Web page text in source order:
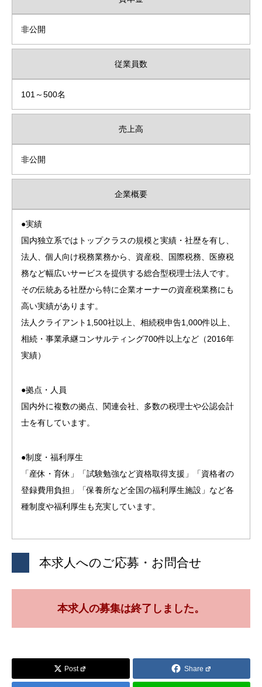
非公開
従業員数
101～500名
売上高
非公開
企業概要
●実績
国内独立系ではトップクラスの規模と実績・社歴を有し、
法人、個人向け税務業務から、資産税、国際税務、医療税
務など幅広いサービスを提供する総合型税理士法人です。
その伝統ある社歴から特に企業オーナーの資産税業務にも
高い実績があります。
法人クライアント1,500社以上、相続税申告1,000件以上、
相続・事業承継コンサルティング700件以上など（2016年
実績）
●拠点・人員
国内外に複数の拠点、関連会社、多数の税理士や公認会計
士を有しています。
●制度・福利厚生
「産休・育休」「試験勉強など資格取得支援」「資格者の
登録費用負担」「保養所など全国の福利厚生施設」など各
種制度や福利厚生も充実しています。
本求人へのご応募・お問合せ
本求人の募集は終了しました。
Post Share